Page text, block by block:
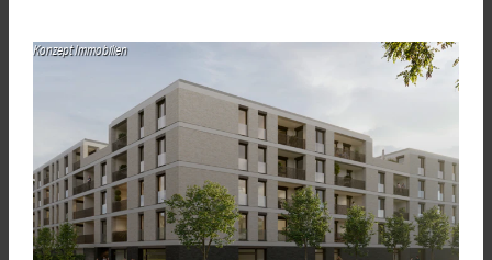
Konzept Immobilien